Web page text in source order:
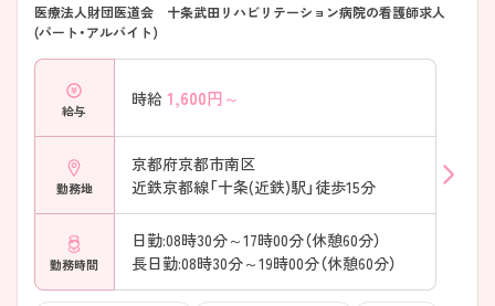
医療法人財団医道会 十条武田リハビリテーション病院の看護師求人
(パート・アルバイト)
給与
時給 1,600円～
勤務地
京都府京都市南区
近鉄京都線「十条(近鉄)駅」徒歩15分
勤務時間
日勤:08時30分～17時00分（休憩60分）
長日勤:08時30分～19時00分（休憩60分）